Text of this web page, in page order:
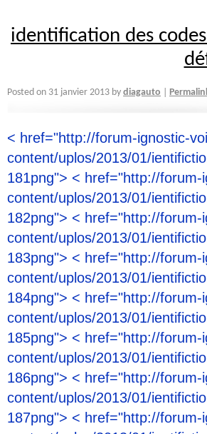
identification des
Posted on 31 janvier 2013 by diagauto
< href="http://forum-ignostic-
content/uplos/2013/01/
181png"> < href="http://
content/uplos/2013/01/
182png"> < href="http://
content/uplos/2013/01/
183png"> < href="http://
content/uplos/2013/01/
184png"> < href="http://
content/uplos/2013/01/
185png"> < href="http://
content/uplos/2013/01/
186png"> < href="http://
content/uplos/2013/01/
187png"> < href="http://